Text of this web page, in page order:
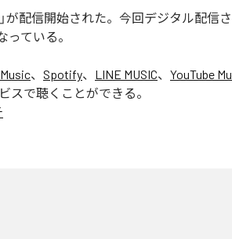
が配信開始された。今回デジタル配信
っている。
、 Spotify、 LINE MUSIC、 YouTube
スで聴くことができる。